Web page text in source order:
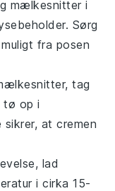
mælkesnitter i
Sørg
fra posen
, tag
tø op i
sikrer, atcremen
lad
i cirka 15-